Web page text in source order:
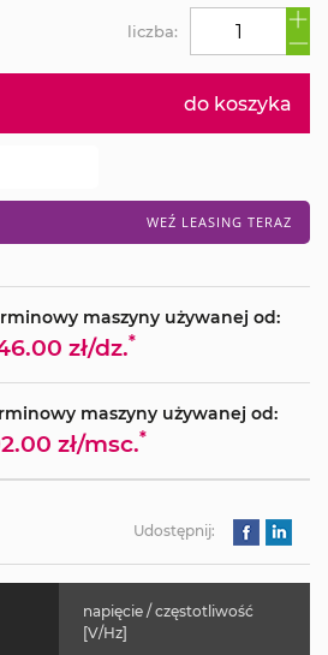
do koszyka
WEŹ LEASING TERAZ
liczba:
maszyny używanej od:
zł/dz.*
maszyny używanej od:
zł/msc.*
Udostępnij:
napięcie / częstotliwość
[V/Hz]